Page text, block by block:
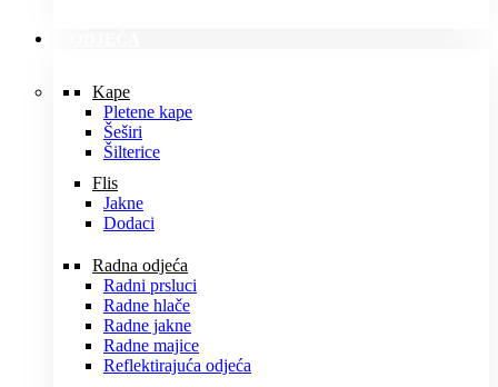
Kape
Pletene kape
Šeširi
Šilterice
Flis
Jakne
Dodaci
Radna odjeća
Radni prsluci
Radne hlače
Radne jakne
Radne majice
Reflektirajuća odjeća